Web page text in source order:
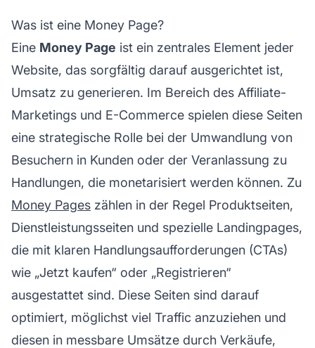
Was ist eine Money Page?
Eine Money Page ist ein zentrales Element jeder
Website, das sorgfältig darauf ausgerichtet ist,
Umsatz zu generieren. Im Bereich des Affiliate-
Marketings und E-Commerce spielen diese Seiten
eine strategische Rolle bei der Umwandlung von
Besuchern in Kunden oder der Veranlassung zu
Handlungen, die monetarisiert werden können. Zu
Money Pages zählen in der Regel Produktseiten,
Dienstleistungsseiten und spezielle Landingpages,
die mit klaren Handlungsaufforderungen (CTAs)
wie „Jetzt kaufen“ oder „Registrieren“
ausgestattet sind. Diese Seiten sind darauf
optimiert, möglichst viel Traffic anzuziehen und
diesen in messbare Umsätze durch Verkäufe,